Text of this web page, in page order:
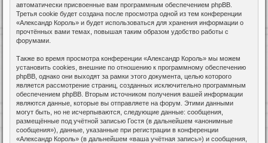
автоматически присвоенные вам программным обеспечением phpBB.
Третья cookie будет создана после просмотра одной из тем конференции
«Александр Король» и будет использоваться для хранения информации о
прочтённых вами темах, повышая таким образом удобство работы с
форумами.
Также во время просмотра конференции «Александр Король» мы можем
установить cookies, внешние по отношению к программному обеспечению
phpBB, однако они выходят за рамки этого документа, целью которого
является рассмотрение страниц, созданных исключительно программным
обеспечением phpBB. Вторым источником получения вашей информации
являются данные, которые вы отправляете на форум. Этими данными
могут быть, но не исчерпываются, следующие данные: сообщения,
размещённые под учётной записью Гостя (в дальнейшем «анонимные
сообщения»), данные, указанные при регистрации в конференции
«Александр Король» (в дальнейшем «ваша учётная запись») и сообщения,